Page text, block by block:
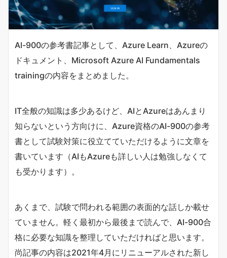
AI-900の参考書記事として、Azure Learn、Azureの
ドキュメント、Microsoft Azure AI Fundamentals
trainingの内容をまとめました。
IT全般の知識は多少あるけど、AIとAzureはあんまり
知らないという方向けに、Azure資格のAI-900の参考
書として試験対策に役立てていただけるように文章を
書いています（AIもAzureも詳しい人は勉強しなくて
も受かります）。
あくまで、試験で問われる範囲の表面的な話しか載せ
ていません。軽く最初から最後まで読んで、AI-900合
格に必要な知識を整理していただければと思います。
尚記事の内容は2021年4月にリニューアルされた新し